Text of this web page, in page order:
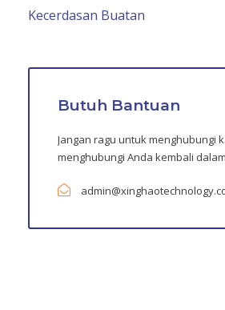
Kecerdasan Buatan
Butuh Bantuan
Jangan ragu untuk menghubungi
menghubungi Anda kembali